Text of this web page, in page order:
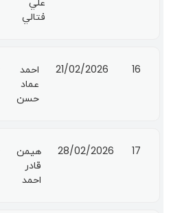
فتالي
16
21/02/2026
احمد
عماد
حسن
17
28/02/2026
هيمن
قادر
احمد